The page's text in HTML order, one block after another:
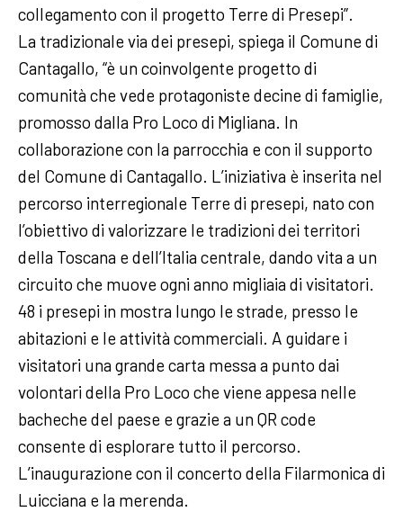
collegamento con il progetto Terre di Presepi”.
La tradizionale via dei presepi, spiega il Comune di
Cantagallo, “è un coinvolgente progetto di
comunità che vede protagoniste decine di famiglie,
promosso dalla Pro Loco di Migliana. In
collaborazione con la parrocchia e con il supporto
del Comune di Cantagallo. L’iniziativa è inserita nel
percorso interregionale Terre di presepi, nato con
l’obiettivo di valorizzare le tradizioni dei territori
della Toscana e dell’Italia centrale, dando vita a un
circuito che muove ogni anno migliaia di visitatori.
48 i presepi in mostra lungo le strade, presso le
abitazioni e le attività commerciali. A guidare i
visitatori una grande carta messa a punto dai
volontari della Pro Loco che viene appesa nelle
bacheche del paese e grazie a un QR code
consente di esplorare tutto il percorso.
L’inaugurazione con il concerto della Filarmonica di
Luicciana e la merenda.